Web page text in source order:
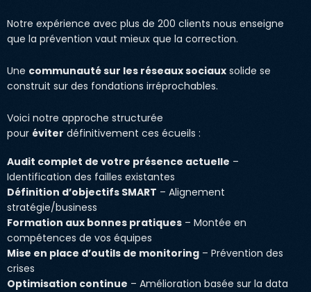
Notre expérience avec plus de 200 clients nous enseigne
que la prévention vaut mieux que la correction.
Une communauté sur les réseaux sociaux solide se
construit sur des fondations irréprochables.
Voici notre approche structurée
pour éviter définitivement ces écueils :
Audit complet de votre présence actuelle –
Identification des failles existantes
Définition d’objectifs SMART – Alignement
stratégie/business
Formation aux bonnes pratiques – Montée en
compétences de vos équipes
Mise en place d’outils de monitoring – Prévention des
crises
Optimisation continue – Amélioration basée sur la data